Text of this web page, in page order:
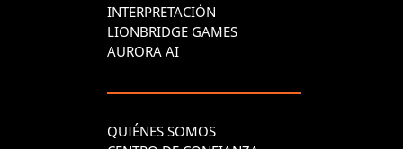
INTERPRETACIÓN
LIONBRIDGE GAMES
AURORA AI
QUIÉNES SOMOS